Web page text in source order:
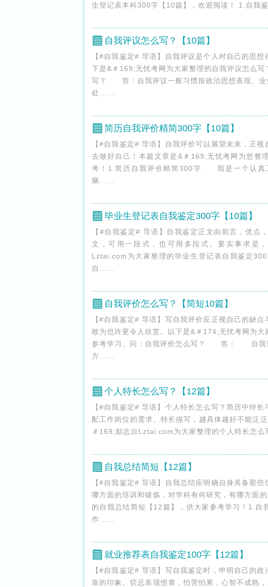
生登记表本科300字【10篇】，欢迎阅读！ 1.自
自我评议怎么写？【10篇】
【#自我鉴定# 导语】自我评议是个人对自己的思
下是&＃169;无忧考网为大家整理的自我评议怎么
写？ 答：自我评议一般习惯按政治思想表现、业
处......
简历自我评价精简300字【10篇】
【#自我鉴定# 导语】自我评价可以展望未来，正
去做好自己！本篇文章是&＃169;无忧考网为您整
考！1.简历自我评价精简300字 我是一个认真
脑......
毕业生登记表自我鉴定300字【10篇】
【#自我鉴定# 导语】自我鉴定正文由前言，优点
文，可用一段式，也可用多段式。要实事求是
Lztai.com为大家整理的毕业生登记表自我鉴定
自......
自我评价怎么写？【简短10篇】
【#自我鉴定# 导语】写自我评价应正视自己的缺
敢为也许更令人欣赏。以下是&＃174;无忧考网为
参考学习。问：自我评价怎么写？ 答： 自我评
方......
个人特长怎么写？【12篇】
【#自我鉴定# 导语】个人特长怎么写？简历中特
配工作岗位的需求、特长描写，越具体越好不能泛
＃169;励志台Lztai.com为大家整理的个人特长怎
自我总结简短【12篇】
【#自我鉴定# 导语】自我总结应明确自身具备那
哪方面的培训和锻炼，对学科有何研究，有哪方面
的自我总结简短【12篇】，供大家参考学习！1.
作......
就业推荐表自我鉴定100字【12篇】
【#自我鉴定# 导语】写自我鉴定时，申明自己的
靠的印象。切忌表现愤青，怕苦怕累，心智不成熟